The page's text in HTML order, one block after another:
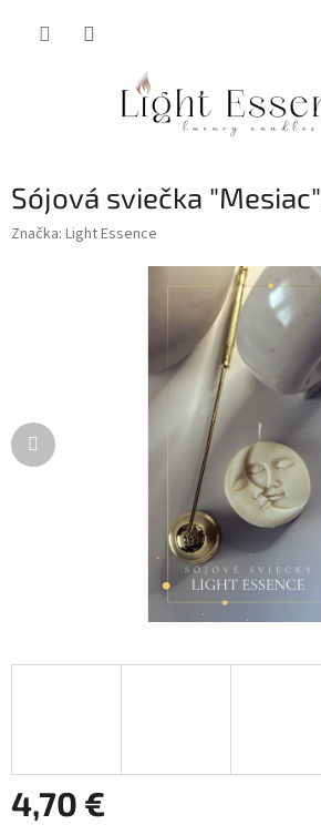
Sójová sviečka "Mesiac"
Značka: Light Essence
4,70 €